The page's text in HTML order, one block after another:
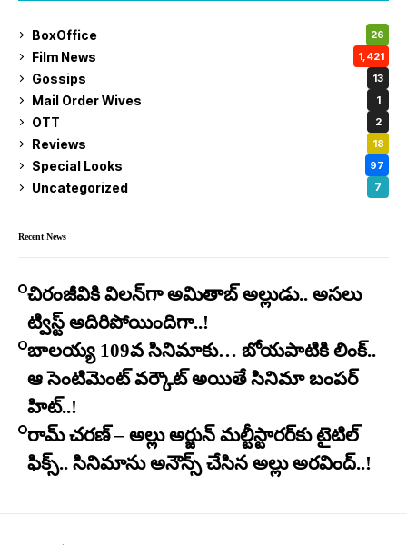
BoxOffice 26
Film News 1,421
Gossips 13
Mail Order Wives 1
OTT 2
Reviews 18
Special Looks 97
Uncategorized 7
Recent News
చిరంజీవికి విలన్‌గా అమితాబ్ అల్లుడు.. అసలు
ట్విస్ట్ అదిరిపోయిందిగా..!
బాలయ్య 109వ సినిమాకు… బోయపాటికి లింక్..
ఆ సెంటిమెంట్ వర్కౌట్ అయితే సినిమా బంపర్
హిట్..!
రామ్ చరణ్ – అల్లు అర్జున్ మల్టీస్టారర్​కు టైటిల్
ఫిక్స్.. సినిమాను అనౌన్స్ చేసిన అల్లు అరవింద్..!